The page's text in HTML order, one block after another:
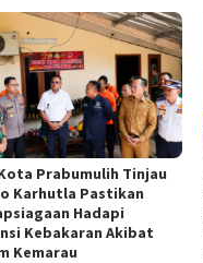
Prabumulih Tinjau
Karhutla Pastikan
Hadapi
Kebakaran Akibat
Kemarau